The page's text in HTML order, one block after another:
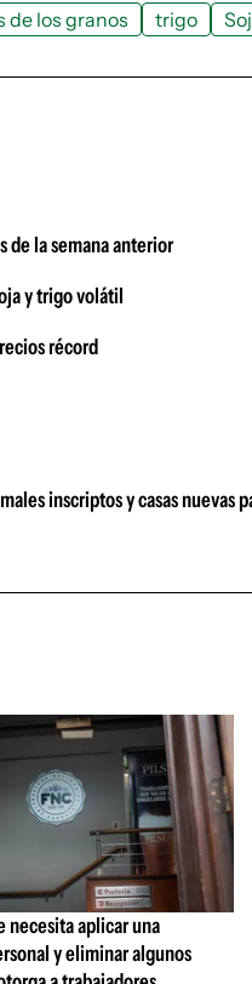
de los granos trigo
de la semana anterior
y trigo volátil
récord
inscriptos y casas nuevas
necesita aplicar una
y eliminar algunos